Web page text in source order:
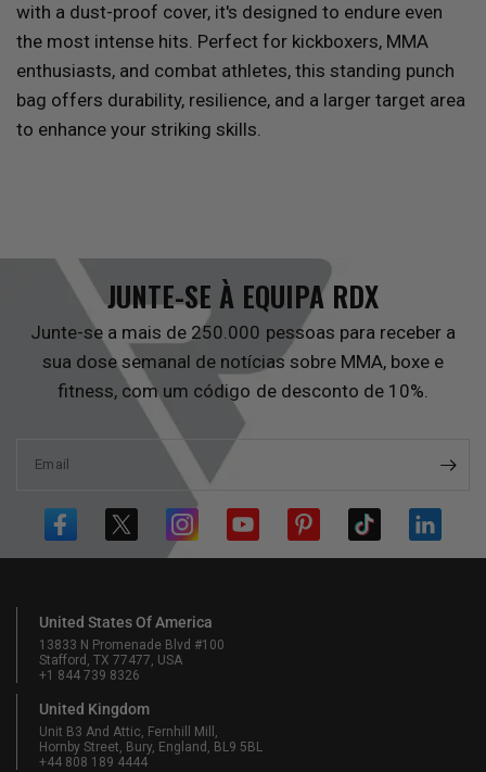
with a dust-proof cover, it's designed to endure even
the most intense hits. Perfect for kickboxers, MMA
enthusiasts, and combat athletes, this standing punch
bag offers durability, resilience, and a larger target area
to enhance your striking skills.
JUNTE-SE À EQUIPARDX
Junte-se a mais de 250.000 pessoas para receber a
sua dose semanal de notícias sobre MMA, boxe e
fitness, com um código de desconto de 10%.
Email
United States Of America
13833 N Promenade Blvd #100
Stafford, TX 77477, USA
+1 844 739 8326
United Kingdom
Unit B3 And Attic, Fernhill Mill,
Hornby Street, Bury, England, BL9 5BL
+44 808 189 4444